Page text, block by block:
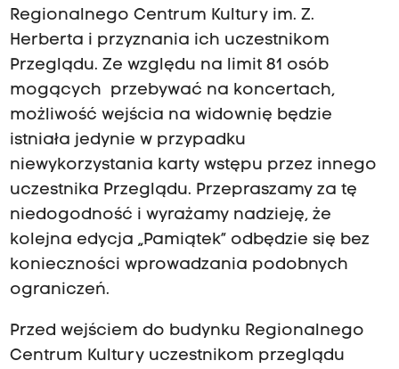
Regionalnego Centrum Kultury im. Z.
Herberta i przyznania ich uczestnikom
Przeglądu. Ze względu na limit 81 osób
mogących przebywać na koncertach,
możliwość wejścia na widownię będzie
istniała jedynie w przypadku
niewykorzystania karty wstępu przez innego
uczestnika Przeglądu. Przepraszamy za tę
niedogodność i wyrażamy nadzieję, że
kolejna edycja „Pamiątek” odbędzie się bez
konieczności wprowadzania podobnych
ograniczeń.
Przed wejściem do budynku Regionalnego
Centrum Kultury uczestnikom przeglądu